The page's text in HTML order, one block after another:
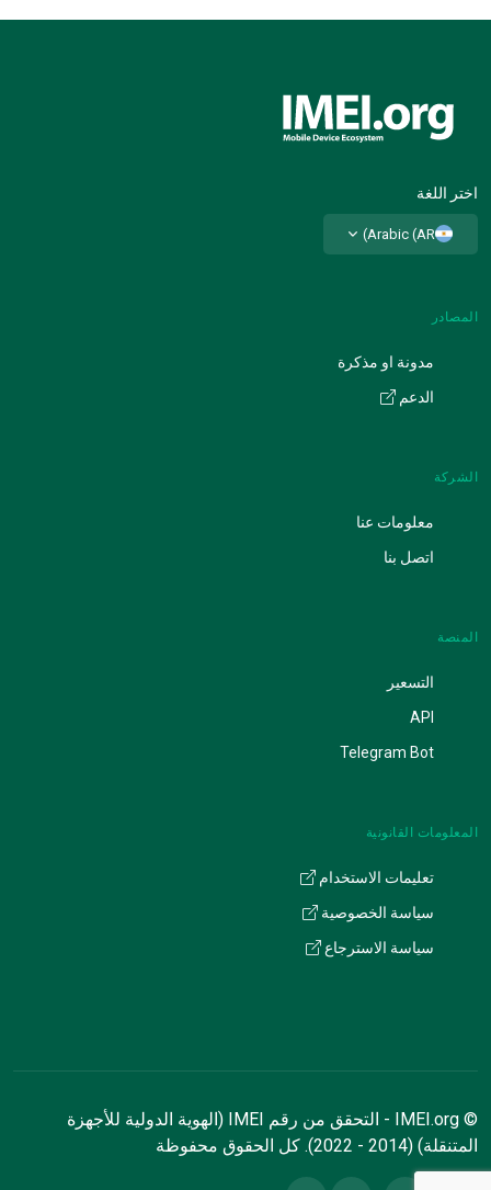
اختر اللغة
Arabic (AR)
المصادر
مدونة او مذكرة
الدعم
الشركة
معلومات عنا
اتصل بنا
المنصة
التسعير
API
Telegram Bot
المعلومات القانونية
تعليمات الاستخدام
سياسة الخصوصية
سياسة الاسترجاع
© IMEI.org - التحقق من رقم IMEI (الهوية الدولية للأجهزة
المتنقلة) (2014 - 2022). كل الحقوق محفوظة